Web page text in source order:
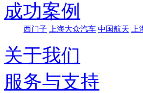
成功案例
西门子 上海大众汽车 中国航天
关于我们
服务与支持